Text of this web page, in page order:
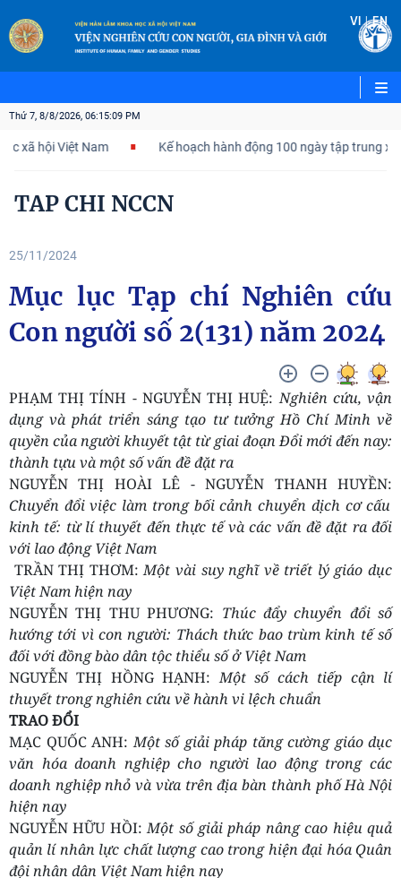
VI |EN
Thứ 7, 8/8/2026, 06:15:09 PM
hội Việt Nam Kế hoạch hành động 100 ngày tập trung xử lý
TAP CHI NCCN
25/11/2024
Mục lục Tạp chí Nghiên cứu
Con người số 2(131) năm 2024
PHẠM THỊ TÍNH - NGUYỄN THỊ HUỆ:Nghiên cứu, vận
dụng và phát triển sáng tạo tư tưởng Hồ Chí Minh về
quyền của người khuyết tật từ giai đoạn Đổi mới đến nay:
thành tựu và một số vấn đề đặt ra
NGUYỄN THỊ HOÀI LÊ - NGUYỄN THANH HUYỀN:
Chuyển đổi việc làm trong bối cảnh chuyển dịch cơ cấu
kinh tế: từ lí thuyết đến thực tế và các vấn đề đặt ra đối
với lao động Việt Nam
TRẦN THỊ THƠM:Một vài suy nghĩ về triết lý giáo dục
Việt Nam hiện nay
NGUYỄN THỊ THU PHƯƠNG: Thúc đẩy chuyển đổi số
hướng tới vì con người: Thách thức bao trùm kinh tế số
đối với đồng bào dân tộc thiểu số ở Việt Nam
NGUYỄN THỊ HỒNG HẠNH:Một số cách tiếp cận lí
thuyết trong nghiên cứu về hành vi lệch chuẩn
TRAO ĐỔI
MẠC QUỐC ANH:Một số giải pháp tăng cường giáo dục
văn hóa doanh nghiệp cho người lao động trong các
doanh nghiệp nhỏ và vừa trên địa bàn thành phố Hà Nội
hiện nay
NGUYỄN HỮU HỒI:Một số giải pháp nâng cao hiệu quả
quản lí nhân lực chất lượng cao trong hiện đại hóa Quân
đội nhân dân Việt Nam hiện nay